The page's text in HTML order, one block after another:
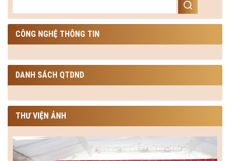
CÔNG NGHỆ THÔNG TIN
DANH SÁCH QTDND
THƯ VIỆN ẢNH